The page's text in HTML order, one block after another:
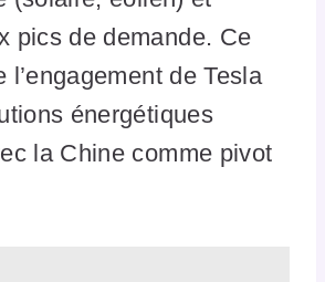
pics de demande. Ce
l’engagement de Tesla
énergétiques
la Chine comme pivot